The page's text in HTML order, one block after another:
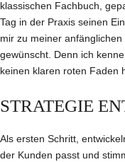
klassischen Fachbuch,
Tag in der Praxis seinen
mir zu meiner
gewünscht. Denn ich
keinen klaren roten Faden
STRATEGIE
Als ersten Schritt,
der Kunden passt und